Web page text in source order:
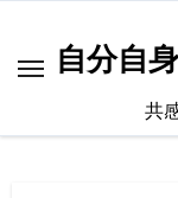
自分自
共